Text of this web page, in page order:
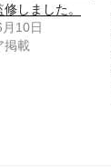
しました。
10日
掲載